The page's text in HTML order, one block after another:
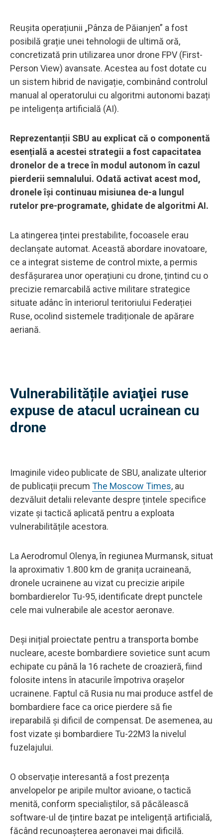
Reușita operațiunii „Pânza de Păianjen” a fost
posibilă grație unei tehnologii de ultimă oră,
concretizată prin utilizarea unor drone FPV (First-
Person View) avansate. Acestea au fost dotate cu
un sistem hibrid de navigație, combinând controlul
manual al operatorului cu algoritmi autonomi bazați
pe inteligența artificială (AI).
Reprezentanții SBU au explicat că o componentă
esențială a acestei strategii a fost capacitatea
dronelor de a trece în modul autonom în cazul
pierderii semnalului. Odată activat acest mod,
dronele își continuau misiunea de-a lungul
rutelor pre-programate, ghidate de algoritmi AI.
La atingerea țintei prestabilite, focoasele erau
declanșate automat. Această abordare inovatoare,
ce a integrat sisteme de control mixte, a permis
desfășurarea unor operațiuni cu drone, țintind cu o
precizie remarcabilă active militare strategice
situate adânc în interiorul teritoriului Federației
Ruse, ocolind sistemele tradiționale de apărare
aeriană.
Vulnerabilitățile aviaţiei ruse
expuse de atacul ucrainean cu
drone
Imaginile video publicate de SBU, analizate ulterior
de publicații precum The Moscow Times, au
dezvăluit detalii relevante despre țintele specifice
vizate și tactică aplicată pentru a exploata
vulnerabilitățile acestora.
La Aerodromul Olenya, în regiunea Murmansk, situat
la aproximativ 1.800 km de granița ucraineană,
dronele ucrainene au vizat cu precizie aripile
bombardierelor Tu-95, identificate drept punctele
cele mai vulnerabile ale acestor aeronave.
Deși inițial proiectate pentru a transporta bombe
nucleare, aceste bombardiere sovietice sunt acum
echipate cu până la 16 rachete de croazieră, fiind
folosite intens în atacurile împotriva orașelor
ucrainene. Faptul că Rusia nu mai produce astfel de
bombardiere face ca orice pierdere să fie
ireparabilă și dificil de compensat. De asemenea, au
fost vizate și bombardiere Tu-22M3 la nivelul
fuzelajului.
O observație interesantă a fost prezența
anvelopelor pe aripile multor avioane, o tactică
menită, conform specialiștilor, să păcălească
software-ul de țintire bazat pe inteligență artificială,
făcând recunoașterea aeronavei mai dificilă.